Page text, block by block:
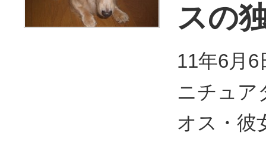
スの
11年6月
ニチュア
オス・彼